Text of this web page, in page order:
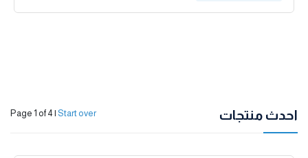
احدث منتجات Page 1 of 4 | Start over